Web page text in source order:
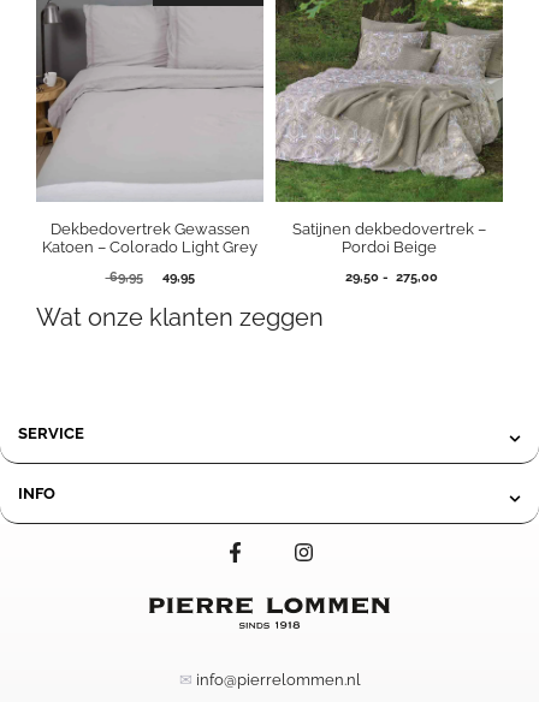
419,00
Dekbedovertrek Gewassen
Katoen – Colorado Light Grey
69,95
Oorspronkelijke
was:
49,95Huidige
is:
Satijnen dekbedovertrek –
Pordoi Beige
29,50 - 275,00Prijsklasse:
Wat onze klanten zeggen
SERVICE
INFO
✉ info@pierrelommen.nl